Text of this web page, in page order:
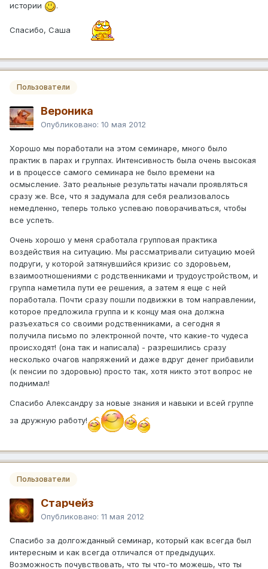
истории
.
Спасибо, Саша
Пользователи
Вероника
Опубликовано: 10 мая 2012
Хорошо мы поработали на этом семинаре, много было
практик в парах и группах. Интенсивность была очень высокая
и в процессе самого семинара не было времени на
осмысление. Зато реальные результаты начали проявляться
сразу же. Все, что я задумала для себя реализовалось
немедленно, теперь только успеваю поворачиваться, чтобы
все успеть.
Очень хорошо у меня сработала групповая практика
воздействия на ситуацию. Мы рассматривали ситуацию моей
подруги, у которой затянувшийся кризис со здоровьем,
взаимоотношениями с родственниками и трудоустройством, и
группа наметила пути ее решения, а затем я еще с ней
поработала. Почти сразу пошли подвижки в том направлении,
которое предложила группа и к концу мая она должна
разъехаться со своими родственниками, а сегодня я
получила письмо по электронной почте, что какие-то чудеса
происходят! (она так и написала) - разрешились сразу
несколько очагов напряжений и даже вдруг денег прибавили
(к пенсии по здоровью) просто так, хотя никто этот вопрос не
поднимал!
Спасибо Александру за новые знания и навыки и всей группе
за дружную работу!
Пользователи
Старчейз
Опубликовано: 11 мая 2012
Спасибо за долгожданный семинар, который как всегда был
интересным и как всегда отличался от предыдущих.
Возможность почувствовать, что ты что-то можешь, что ты